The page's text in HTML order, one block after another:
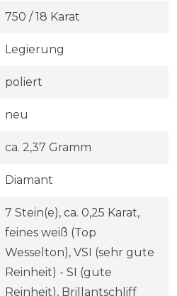
750 / 18 Karat
Legierung
poliert
neu
ca. 2,37 Gramm
Diamant
7 Stein(e), ca. 0,25 Karat,
feines weiß (Top
Wesselton), VSI (sehr gute
Reinheit) - SI (gute
Reinheit), Brillantschliff